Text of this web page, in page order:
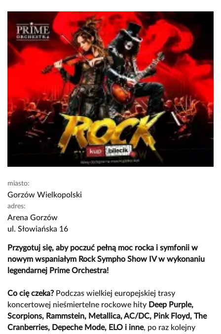
miasto:
Gorzów Wielkopolski
adres:
Arena Gorzów
ul. Słowiańska 16
Przygotuj się, aby poczuć pełną moc rocka i symfonii w
nowym wspaniałym Rock Sympho Show IV w wykonaniu
legendarnej Prime Orchestra!
Co cię czeka?Podczas wielkiej europejskiej trasy
koncertowej nieśmiertelne rockowe hity Deep Purple,
Scorpions, Rammstein, Metallica, AC/DC, Pink Floyd, The
Cranberries, Depeche Mode, ELO i inne, po raz kolejny